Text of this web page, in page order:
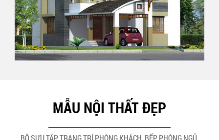
MẪU NỘI THẤT ĐẸP